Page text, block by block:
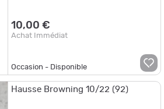
10,00 €
Achat Immédiat
Occasion - Disponible
Hausse Browning 10/22 (92)